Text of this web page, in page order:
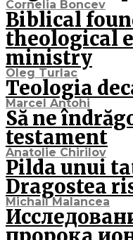
Cornelia Boncev
Biblical
theological
ministry
Oleg Turlac
Teologia
Marcel Antohi
Să ne
testament
Anatolie Chirilov
Pilda unui
Dragostea
Michail Malancea